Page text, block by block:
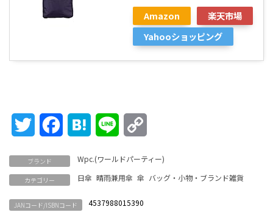
Amazon
楽天市場
Yahooショッピング
Twitter FacebookHatena Line
ブランド Wpc.(ワールドパーティー)
カテゴリー 日傘 晴雨兼用傘 傘 バッグ・小物・ブランド雑貨
JANコード/ISBNコード 4537988015390